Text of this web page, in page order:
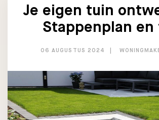
Je eigen tuin
Stappenplan
06 AUGUSTUS 2024